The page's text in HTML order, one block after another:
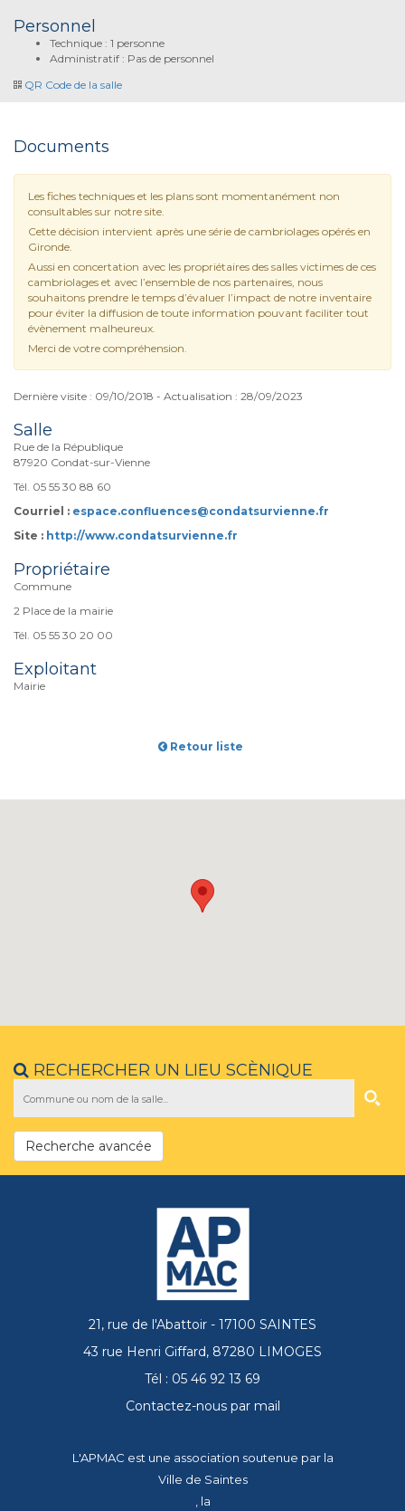
Personnel
Technique : 1 personne
Administratif : Pas de personnel
QR Code de la salle
Documents
Les fiches techniques et les plans sont momentanément non
consultables sur notre site.
Cette décision intervient après une série de cambriolages opérés en
Gironde.
Aussi en concertation avec les propriétaires des salles victimes de ces
cambriolages et avec l’ensemble de nos partenaires, nous
souhaitons prendre le temps d’évaluer l’impact de notre inventaire
pour éviter la diffusion de toute information pouvant faciliter tout
évènement malheureux.
Merci de votre compréhension.
Dernière visite : 09/10/2018 - Actualisation : 28/09/2023
Salle
Rue de la République
87920 Condat-sur-Vienne
Tél. 05 55 30 88 60
Courriel : espace.confluences@condatsurvienne.fr
Site : http://www.condatsurvienne.fr
Propriétaire
Commune
2 Place de la mairie
Tél. 05 55 30 20 00
Exploitant
Mairie
Retour liste
RECHERCHER UN LIEU SCÈNIQUE
Recherche avancée
21, rue de l'Abattoir - 17100 SAINTES
43 rue Henri Giffard, 87280 LIMOGES
Tél : 05 46 92 13 69
Contactez-nous par mail
L'APMAC est une association soutenue par la
Ville de Saintes
, la